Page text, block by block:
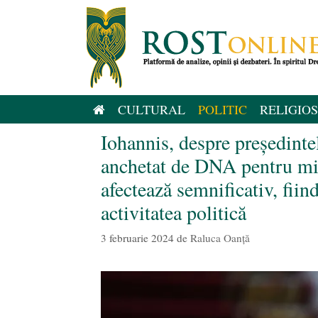
CULTURAL POLITIC RELIGIOS
Iohannis, despre
anchetat de DNA pentru
afectează semnificativ,
activitatea politică
3 februarie 2024 de Raluca Oanță